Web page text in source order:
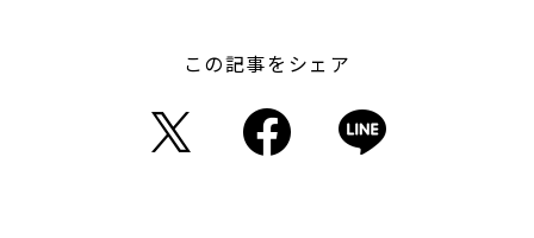
この記事をシェア